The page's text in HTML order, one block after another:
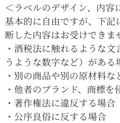
＜ラベルのデザイン、内容
基本的に自由ですが、下記
断した内容はお受けできま
・酒税法に触れるような
うような数字など）がある
・別の商品や別の原材料
・他者のブランド、商標を
・著作権法に違反する場合
・公序良俗に反する場合